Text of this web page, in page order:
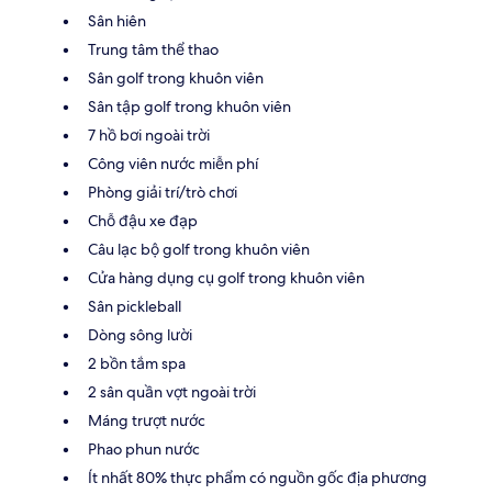
Sân hiên
Trung tâm thể thao
Sân golf trong khuôn viên
Sân tập golf trong khuôn viên
7 hồ bơi ngoài trời
Công viên nước miễn phí
Phòng giải trí/trò chơi
Chỗ đậu xe đạp
Câu lạc bộ golf trong khuôn viên
Cửa hàng dụng cụ golf trong khuôn viên
Sân pickleball
Dòng sông lười
2 bồn tắm spa
2 sân quần vợt ngoài trời
Máng trượt nước
Phao phun nước
Ít nhất 80% thực phẩm có nguồn gốc địa phương